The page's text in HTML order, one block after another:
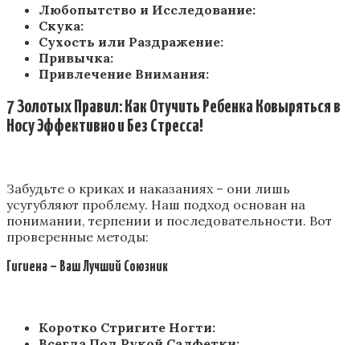
Любопытство и Исследование:
Скука:
Сухость или Раздражение:
Привычка:
Привлечение Внимания:
7 Золотых Правил: Как Отучить Ребенка Ковыряться в
НосуЭффективно и Без Стресса!
Забудьте о криках и наказаниях – они лишь
усугубляют проблему. Наш подход основан на
понимании, терпении и последовательности. Вот
проверенные методы:
Гигиена – Ваш Лучший Союзник
Коротко Стригите Ногти: